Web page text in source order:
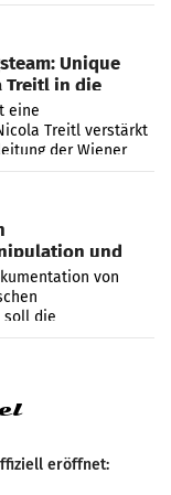
Unique
Treitl in die
eine
Treitl verstärkt
der Wiener
Josef Kalina und
und
von
soll die
Manipulation und
eröffnet: